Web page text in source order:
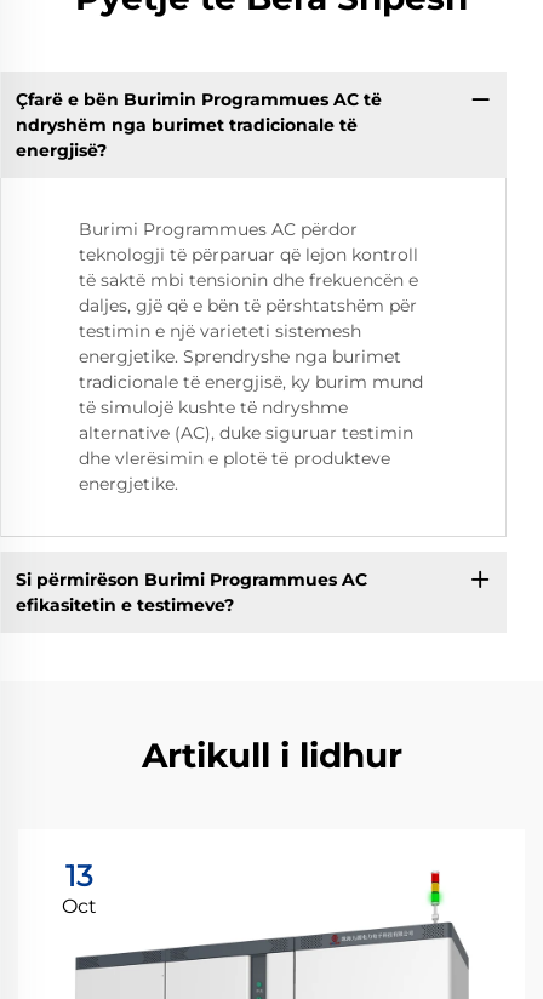
Çfarë e bën Burimin Programmues AC të
ndryshëm nga burimet tradicionale të
energjisë?
Burimi Programmues AC përdor
teknologji të përparuar që lejon kontroll
të saktë mbi tensionin dhe frekuencën e
daljes, gjë që e bën të përshtatshëm për
testimin e një varieteti sistemesh
energjetike. Sprendryshe nga burimet
tradicionale të energjisë, ky burim mund
të simulojë kushte të ndryshme
alternative (AC), duke siguruar testimin
dhe vlerësimin e plotë të produkteve
energjetike.
Si përmirëson Burimi Programmues AC
efikasitetin e testimeve?
Artikull i lidhur
13
Oct